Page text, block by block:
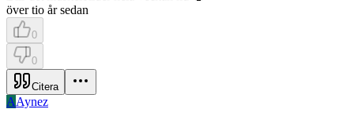
över tio år sedan
0
0
Citera
AAynez